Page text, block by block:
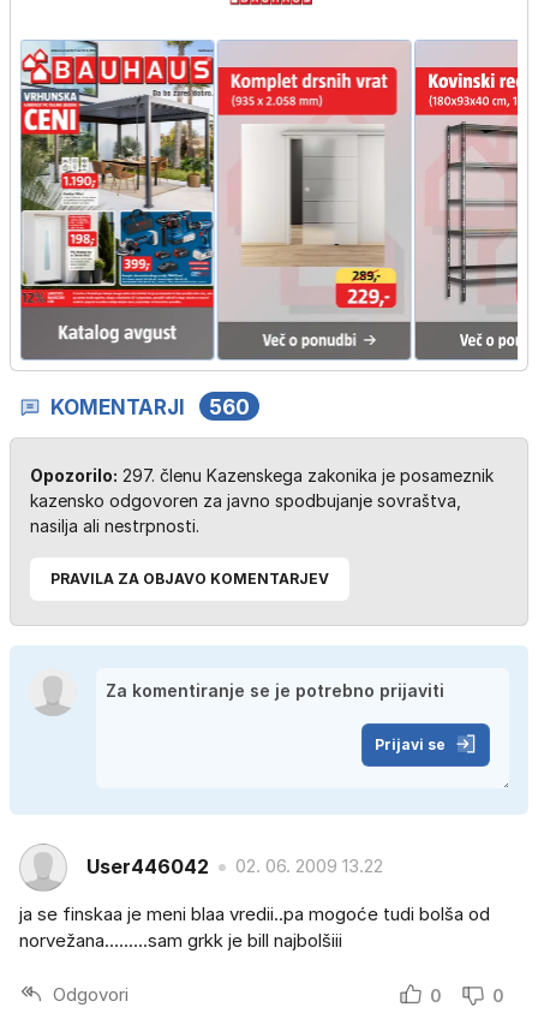
KOMENTARJI 560
Opozorilo: 297. členu Kazenskega zakonika je posameznik
kazensko odgovoren za javno spodbujanje sovraštva,
nasilja ali nestrpnosti.
PRAVILA ZA OBJAVO KOMENTARJEV
Prijavi se
User446042 02. 06. 2009 13.22
ja se finskaa je meni blaa vredii..pa mogoće tudi bolša od
norvežana.........sam grkk je bill najbolšiii
Odgovori 0 0